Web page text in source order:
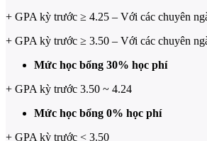
+ GPA kỳ trước ≥ 4.25 – Với các chuyên
+ GPA kỳ trước ≥ 3.50 – Với các chuyên
Mức học bổng 30% học phí
+ GPA kỳ trước 3.50 ~ 4.24
Mức học bổng 0% học phí
+ GPA kỳ trước < 3.50